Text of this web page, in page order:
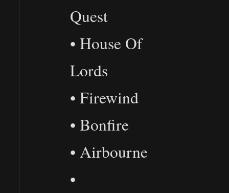
Quest
• House Of
Lords
• Firewind
• Bonfire
• Airbourne
•